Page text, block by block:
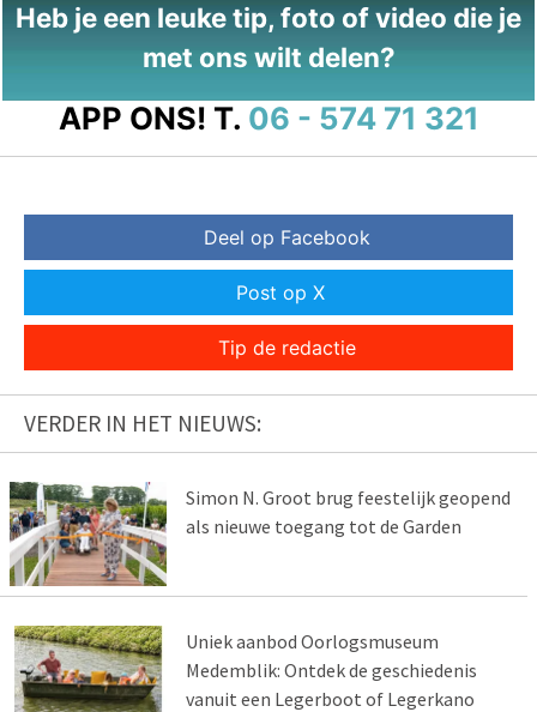
Heb je een leuke tip, foto of video die je
met ons wilt delen?
APP ONS! T. 06 - 574 71 321
Deel op Facebook
Post op X
Tip de redactie
VERDER IN HET NIEUWS:
Simon N. Groot brug feestelijk geopend
als nieuwe toegang tot de Garden
Uniek aanbod Oorlogsmuseum
Medemblik: Ontdek de geschiedenis
vanuit een Legerboot of Legerkano